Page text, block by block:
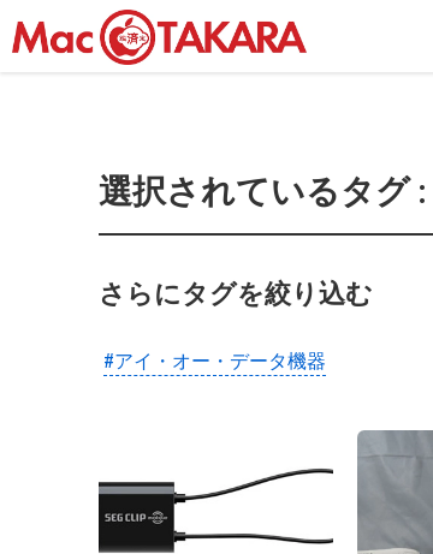
選択されているタグ :
さらにタグを絞り込む
#アイ・オー・データ機器